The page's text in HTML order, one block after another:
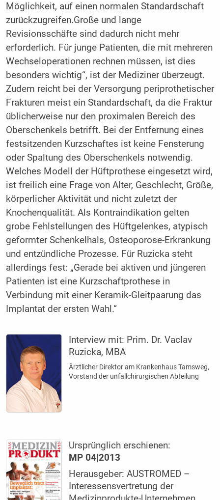
Möglichkeit, auf einen normalen Standardschaft
zurückzugreifen.Große und lange
Revisionsschäfte sind dadurch nicht mehr
erforderlich. Für junge Patienten, die mit mehreren
Wechseloperationen rechnen müssen, ist dies
besonders wichtig“, ist der Mediziner überzeugt.
Zudem reicht bei der Versorgung periprothetischer
Frakturen meist ein Standardschaft, da die Fraktur
üblicherweise nur den proximalen Bereich des
Oberschenkels betrifft. Bei der Entfernung eines
festsitzenden Kurzschaftes ist keine Fensterung
oder Spaltung des Oberschenkels notwendig.
Welches Modell der Hüftprothese eingesetzt wird,
ist freilich eine Frage von Alter, Geschlecht, Größe,
körperlicher Aktivität und nicht zuletzt der
Knochenqualität. Als Kontraindikation gelten
grobe Fehlstellungen des Hüftgelenkes, atypisch
geformter Schenkelhals, Osteoporose-Erkrankung
und entzündliche Prozesse. Für Ruzicka steht
allerdings fest: „Gerade bei aktiven und jüngeren
Patienten ist eine Kurzschaftprothese in
Verbindung mit einer Keramik-Gleitpaarung das
Implantat der ersten Wahl.“
Interview mit: Prim. Dr. Vaclav
Ruzicka, MBA
Ärztlicher Direktor am Krankenhaus Tamsweg,
Vorstand der unfallchirurgischen Abteilung
Ursprünglich erschienen:
MP 04|2013
Herausgeber: AUSTROMED –
Interessensvertretung der